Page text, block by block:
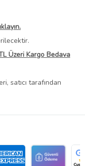
Üzeri Kargo Bedava
satıcı tarafından